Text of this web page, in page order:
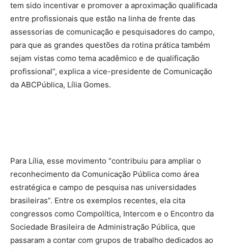
tem sido incentivar e promover a aproximação qualificada
entre profissionais que estão na linha de frente das
assessorias de comunicação e pesquisadores do campo,
para que as grandes questões da rotina prática também
sejam vistas como tema acadêmico e de qualificação
profissional”, explica a vice-presidente de Comunicação
da ABCPública, Lília Gomes.
Para Lília, esse movimento “contribuiu para ampliar o
reconhecimento da Comunicação Pública como área
estratégica e campo de pesquisa nas universidades
brasileiras”. Entre os exemplos recentes, ela cita
congressos como Compolítica, Intercom e o Encontro da
Sociedade Brasileira de Administração Pública, que
passaram a contar com grupos de trabalho dedicados ao